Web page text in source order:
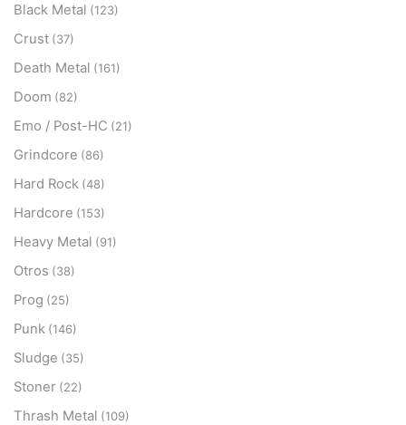
Black Metal (123)
Crust (37)
Death Metal (161)
Doom (82)
Emo / Post-HC (21)
Grindcore (86)
Hard Rock (48)
Hardcore (153)
Heavy Metal (91)
Otros (38)
Prog (25)
Punk (146)
Sludge (35)
Stoner (22)
Thrash Metal (109)